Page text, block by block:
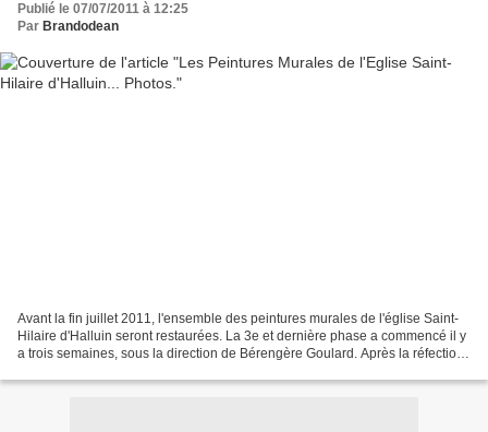
Publié le 07/07/2011 à 12:25
Par Brandodean
Avant la fin juillet 2011, l'ensemble des peintures murales de l'église Saint-
Hilaire d'Halluin seront restaurées. La 3e et dernière phase a commencé il y
a trois semaines, sous la direction de Bérengère Goulard. Après la réfection